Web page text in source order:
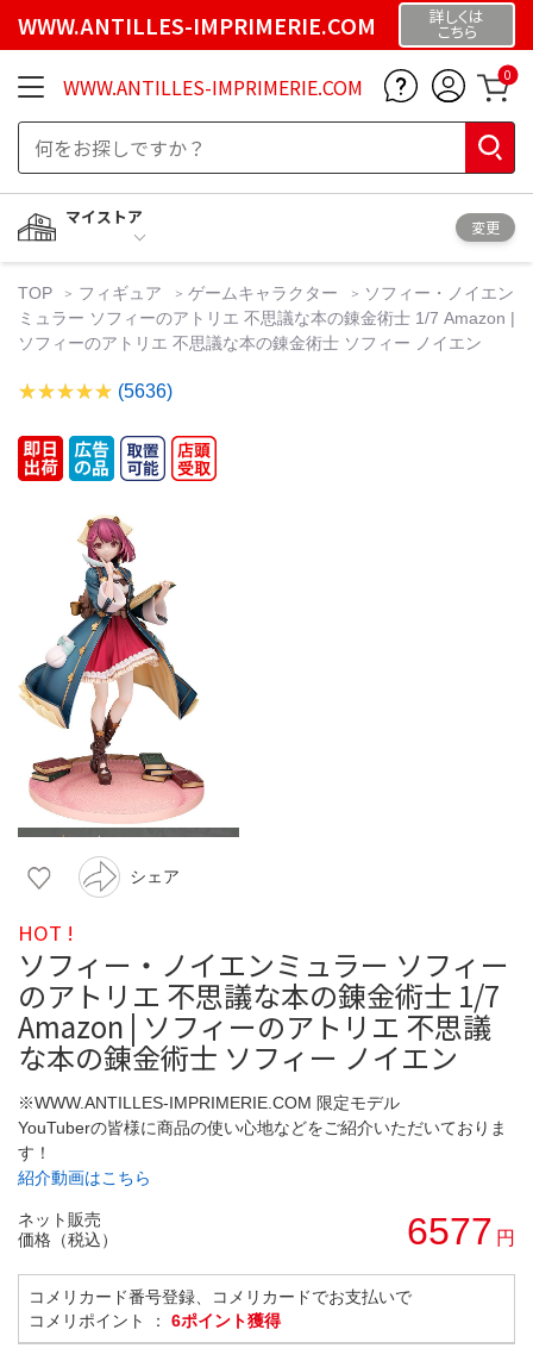
WWW.ANTILLES-IMPRIMERIE.COM 詳しくは
こちら
WWW.ANTILLES-IMPRIMERIE.COM 0
マイストア
変更
TOP フィギュア ゲームキャラクター
ソフィー・ノイエン
ミュラー ソフィーのアトリエ 不思議な本の錬金術士 1/7 Amazon |
ソフィーのアトリエ 不思議な本の錬金術士 ソフィー ノイエン
(5636)
シェア
HOT !
ソフィー・ノイエンミュラー ソフィー
のアトリエ 不思議な本の錬金術士 1/7
Amazon | ソフィーのアトリエ 不思議
な本の錬金術士 ソフィー ノイエン
※WWW.ANTILLES-IMPRIMERIE.COM 限定モデル
YouTuberの皆様に商品の使い心地などをご紹介いただいておりま
す！
紹介動画はこちら
ネット販売
価格（税込）
6577 円
コメリカード番号登録、コメリカードでお支払いで
コメリポイント ： 6ポイント獲得